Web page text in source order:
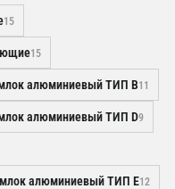
15
15
алюминиевый ТИП B11
алюминиевый ТИП D9
алюминиевый ТИП E12